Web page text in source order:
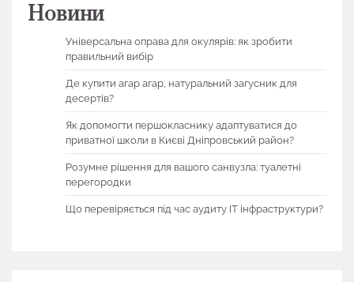
Новини
Універсальна оправа для окулярів: як зробити
правильний вибір
Де купити агар агар, натуральний загусник для
десертів?
Як допомогти першокласнику адаптуватися до
приватної школи в Києві Дніпровський район?
Розумне рішення для вашого санвузла: туалетні
перегородки
Що перевіряється під час аудиту ІТ інфраструктури?